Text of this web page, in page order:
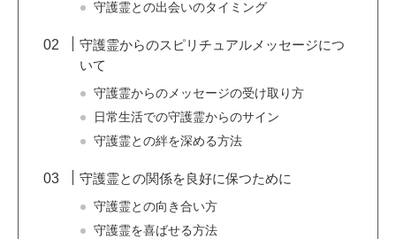
守護霊との出会いのタイミング
守護霊からのスピリチュアルメッセージにつ
いて
守護霊からのメッセージの受け取り方
日常生活での守護霊からのサイン
守護霊との絆を深める方法
守護霊との関係を良好に保つために
守護霊との向き合い方
守護霊を喜ばせる方法